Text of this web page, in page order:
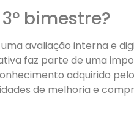
bimestre?
avaliação interna e
faz parte de uma
adquirido
de melhoria e